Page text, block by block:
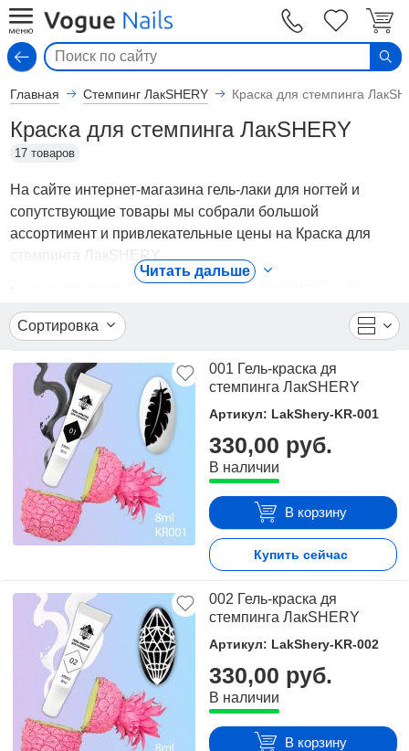
Главная Стемпинг ЛакSHERY Краска для стемпинга
Краска для стемпинга ЛакSHERY
17 товаров
На сайте интернет-магазина гель-лаки для ногтей и
сопутствующие товары мы собрали большой
ассортимент и привлекательные цены на Краска для
стемпинга ЛакSHERY.
В каталоге представлены Стемпинг ЛакSHERY - Краска
для стемпинга ЛакSHERY от ведущих мировых
производителей. Вы можете ознакомиться с
покупателей, техническими характеристиками, а также
сравнить понравившиеся модели и выбрать лучшую
стоимость.
Для того чтобы купить Краска для стемпинга ЛакSHERY,
достаточно оформить заявку на сайте или связаться с
консультантом в режиме on-line.
Читать дальше
Сортировка
001 Гель-краска дя
стемпинга ЛакSHERY
Артикул: LakShery-KR-001
330,00 руб.
В наличии
В корзину
Купить сейчас
002 Гель-краска дя
стемпинга ЛакSHERY
Артикул: LakShery-KR-002
330,00 руб.
В наличии
В корзину